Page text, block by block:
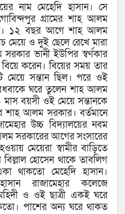
নাম মেহেদি হাসান। সে
গ্রামের শাহ আলম
১২ বছর আগে শাহ আলম
মেয়ে ও দুই ছেলে রেখে মারা
ভানী ইউপির স্বর্ণকার
করেন। বিয়ের সময় তার
সন্তান ছিল। পরে ওই
ঘরে তুলেন শাহ আলম
বয়সী ওই মেয়ে সন্তানকে
আলম সরকার। বর্তমানে
উচ্চ বিদ্যালয়ের নবম
সরকারের আগের সংসারের
মেয়েরা স্বামীর বাড়িতে
হোসেন থাকে তাবলিগ
থাকতো মেহেদি হাসান।
রাজামেহার কলেজে
ও ওই ছাত্রী একই ঘরে
পাশের অন্য ঘরে থাকত